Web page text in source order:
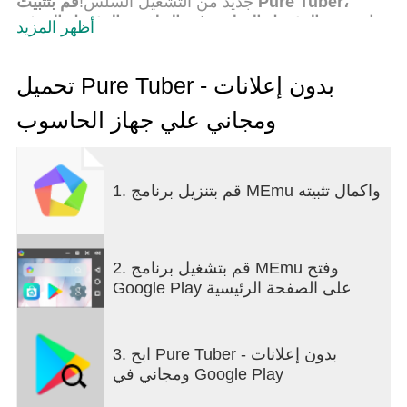
واستمتع بالتشغيل السلس في الخلفية والتشغيل المنبثق
تثبيت الآن ⏬
الميزات
التبديل الذكي بين موضوعات الوضع النهاري والليلي
microG ، Manager
أقصى دقة لمقاطع فيديو تيوب نشطة بشكل افتراضي.
وضع التشغيل المنبثق العائم
مشغل الخلفية، حفظ البيانات والطاقة
الميزات بالتفصيل
التطبيق. لذلك يمكنك الاستمرار في استخدام تطبيقات
اجتماعية ، مثل Line و Messenger و Whatsapp وما
أظهر المزيد
تحميل Pure Tuber - بدون إعلانات
ومجاني علي جهاز الحاسوب
1. قم بتنزيل برنامج MEmu واكمال تثبيته
2. قم بتشغيل برنامج MEmu وفتح
Google Play على الصفحة الرئيسية
3. ابح Pure Tuber - بدون إعلانات
ومجاني في Google Play